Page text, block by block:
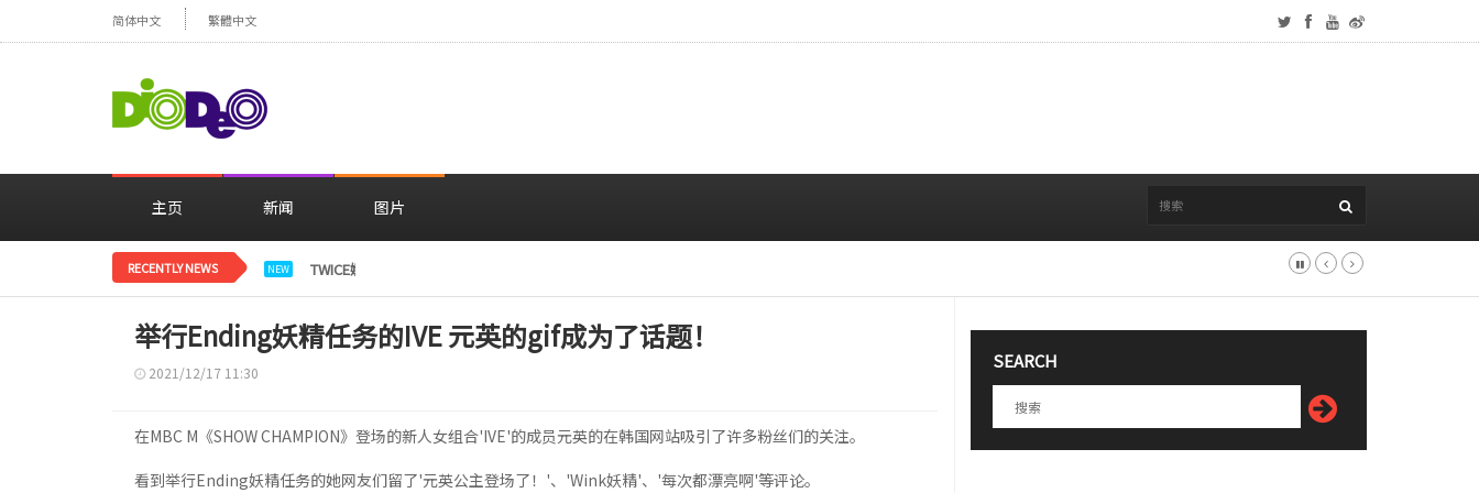
简体中文 繁體中文
主页 新闻 图片
RECENTLY NEWS NEW TWICE娜璉，花背景感性自拍…精致妆容引人注目
举行Ending妖精任务的IVE 元英的gif成为了话题！
2021/12/17 11:30
在MBC M《SHOW CHAMPION》登场的新人女组合'IVE'的成员元英的在韩国网站吸引了许多粉丝们的关注。
看到举行Ending妖精任务的她网友们留了'元英公主登场了！'、'Wink妖精'、'每次都漂亮啊'等评论。
SEARCH